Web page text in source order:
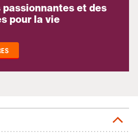
et des
pour la vie